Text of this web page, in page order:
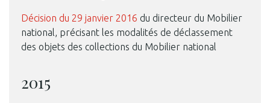
Décision du 29 janvier 2016 du directeur du Mobilier
national, précisant les modalités de déclassement
des objets des collections du Mobilier national
2015